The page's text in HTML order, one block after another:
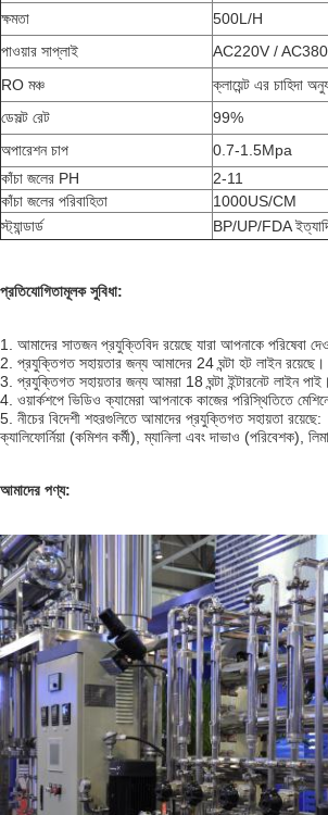
ক্ষমতা
500L/H
পাওয়ার সাপ্লাই
AC220V /
RO মঞ্চ
ক্লায়েন্ট এর চাহিদা
ডেসল্ট রেট
99%
অপারেশন চাপ
0.7-1.5Mpa
কাঁচা জলের PH
2-11
কাঁচা জলের পরিবাহিতা
1000US/CM
স্ট্যান্ডার্ড
BP/UP/FDA
প্রতিযোগিতামূলক সুবিধা:
1. আমাদের সাতজন প্রযুক্তিবিদ রয়েছে যারা আপনাকে পরিষেবা
2. প্রযুক্তিগত সহায়তার জন্য আমাদের 24 ঘন্টা হট লাইন রয়েছে।
3. প্রযুক্তিগত সহায়তার জন্য আমরা 18 ঘন্টা ইন্টারনেট লাইন পাই।
4. ওয়ার্কশপে ভিডিও ক্যামেরা আপনাকে কাজের পরিস্থিতিতে
5. নীচের বিদেশী শহরগুলিতে আমাদের প্রযুক্তিগত সহায়তা রয়েছে:
ক্যালিফোর্নিয়া (কমিশন কর্মী), ম্যানিলা এবং দাভাও (পরিবেশক),
আমাদের পণ্য: